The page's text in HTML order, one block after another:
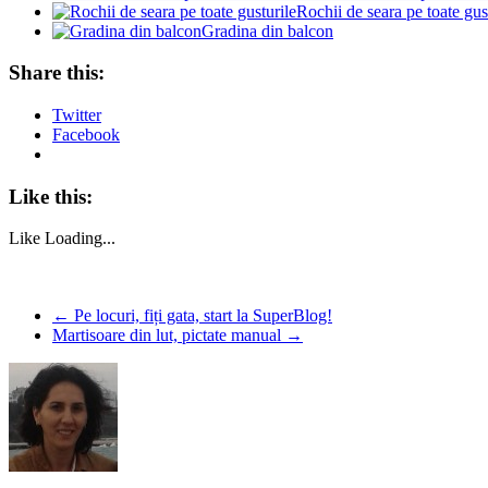
Rochii de seara pe toate
Gradina din balcon
Share this:
Twitter
Facebook
Like this:
Like Loading...
← Pe locuri, fiți gata, start la SuperBlog!
Martisoare din lut, pictate manual →